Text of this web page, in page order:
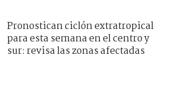
Pronostican ciclón extratropical
para esta semana en el centro y
sur: revisa las zonas afectadas